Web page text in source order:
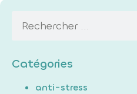
Catégories
anti-stress